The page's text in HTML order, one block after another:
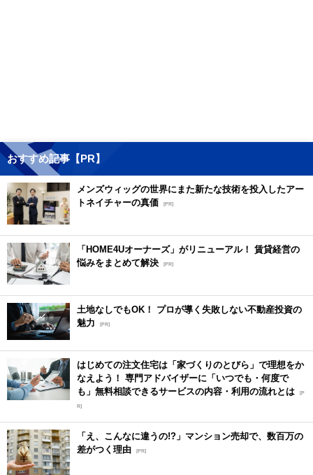
おすすめ記事【PR】
メンズウィッグの世界にまた新たな技術を投入したアー
トネイチャーの真価
[PR]
「HOME4Uオーナーズ」がリニューアル！ 賃貸経営の
悩みをまとめて解決 [PR]
土地なしでもOK！ プロが導く失敗しない不動産投資の
魅力
[PR]
はじめての注文住宅は「家づくりのとびら」で理想をか
なえよう！ 専門アドバイザーに「いつでも・何度で
も」無料相談できるサービスの内容・利用の流れとは [P
R]
「え、こんなに違うの!?」マンション売却で、数百万の
差がつく理由 [PR]